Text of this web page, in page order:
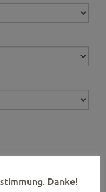
Danke!